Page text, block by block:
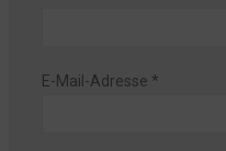
E-Mail-Adresse *